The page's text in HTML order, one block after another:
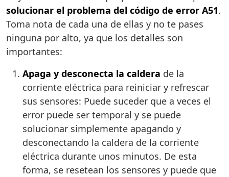
solucionar el problema del código de error A51.
Toma nota de cada una de ellas y no te pases
ninguna por alto, ya que los detalles son
importantes:
Apaga y desconecta la caldera de la
corriente eléctrica para reiniciar y refrescar
sus sensores: Puede suceder que a veces el
error puede ser temporal y se puede
solucionar simplemente apagando y
desconectando la caldera de la corriente
eléctrica durante unos minutos. De esta
forma, se resetean los sensores y puede que